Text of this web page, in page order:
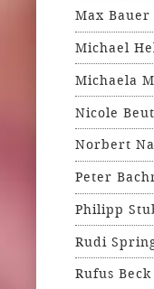
Max Bauer
Michael
Michaela
Nicole
Norbert
Peter
Philipp
Rudi
Rufus Beck